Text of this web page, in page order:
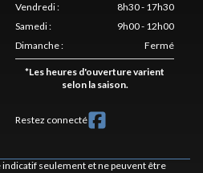
Vendredi:
8h30 - 17h30
Samedi:
9h00 - 12h00
Dimanche: Fermé
*Les heures d'ouverture varient
selon la saison.
Restez connecté
seulement et ne peuvent être